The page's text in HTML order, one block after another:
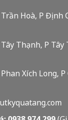
Hoà, P Định
Thạnh, P Tây
Xích Long,